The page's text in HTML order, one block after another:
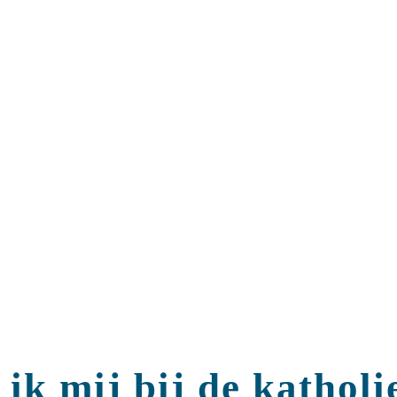
ik mij bij de